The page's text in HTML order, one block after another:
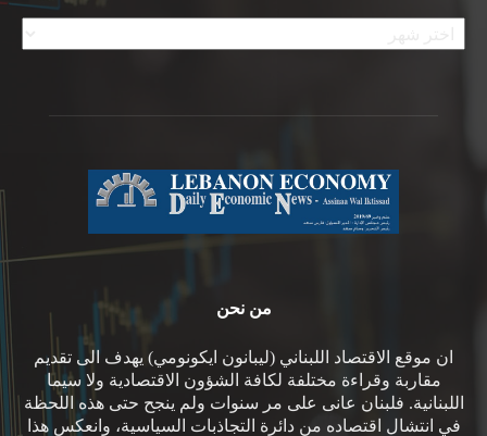
الأرشيف
من نحن
ان موقع الاقتصاد اللبناني (ليبانون ايكونومي) يهدف الى تقديم
مقاربة وقراءة مختلفة لكافة الشؤون الاقتصادية ولا سيما
اللبنانية. فلبنان عانى على مر سنوات ولم ينجح حتى هذه اللحظة
في انتشال اقتصاده من دائرة التجاذبات السياسية، وانعكس هذا